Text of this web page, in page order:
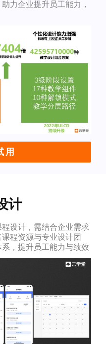
力企业提升员工能力，
用
计
设计，需结合企业需求
程资源与专业设计团
，提升员工能力与绩效